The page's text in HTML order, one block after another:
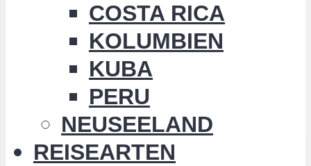
COSTA RICA
KOLUMBIEN
KUBA
PERU
NEUSEELAND
REISEARTEN